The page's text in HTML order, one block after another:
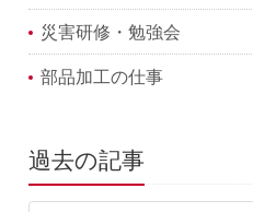
災害研修・勉強会
部品加工の仕事
過去の記事